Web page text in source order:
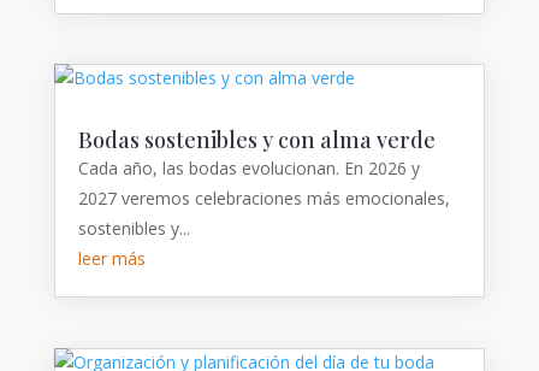
Bodas sostenibles y con alma verde
Cada año, las bodas evolucionan. En 2026 y
2027 veremos celebraciones más emocionales,
sostenibles y...
leer más